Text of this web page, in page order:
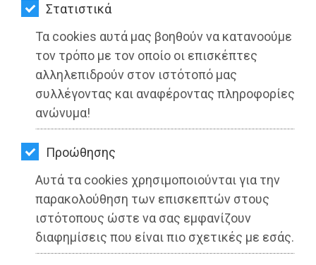
Στατιστικά
Τα cookies αυτά μας βοηθούν να κατανοούμε
τον τρόπο με τον οποίο οι επισκέπτες
αλληλεπιδρούν στον ιστότοπό μας
συλλέγοντας και αναφέροντας πληροφορίες
ανώνυμα!
Προώθησης
Αυτά τα cookies χρησιμοποιούνται για την
παρακολούθηση των επισκεπτών στους
ιστότοπους ώστε να σας εμφανίζουν
διαφημίσεις που είναι πιο σχετικές με εσάς.
LIFESTYLE
ΤΑΞΙΔΙΑ
ΕΞΟΔΟΣ
ΠΕΡΙΒΑΛΛΟΝ
ΚΑΤΟΙΚΙΔΙΟ
ΑΓΓΕΛΙΕΣ
ΕΦΗΜΕΡΙΔΕΣ
OΔΗΓΟΣ
ΑΓΟΡΑΣ
Διδυμοποίηση Ρ.Ο. Μαραθώνας - Νέα
Μάκρη & RC Surat Roundtown, India
Διαβάστηκε 3201 φορές